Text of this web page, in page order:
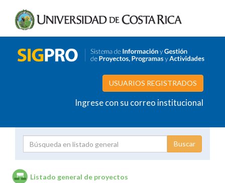
USUARIOS REGISTRADOS
Ingrese con su correo institucional
Listado general de proyectos